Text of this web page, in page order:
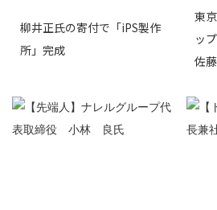
柳井正氏の寄付で「iPS製作
所」完成
東
ッ
佐